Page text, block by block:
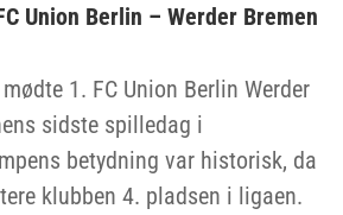
Union Berlin – Werder Bremen
1. FC Union Berlin Werder
sidste spilledag i
betydning var historisk, da
klubben 4. pladsen i ligaen.